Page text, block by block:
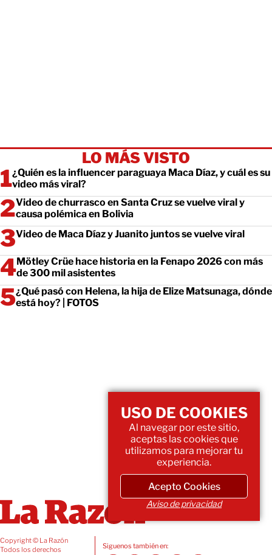
LO MÁS VISTO
¿Quién es la influencer paraguaya Maca Díaz, y cuál es su
video más viral?
Video de churrasco en Santa Cruz se vuelve viral y
causa polémica en Bolivia
Video de Maca Díaz y Juanito juntos se vuelve viral
Mötley Crüe hace historia en la Fenapo 2026 con más
de 300 mil asistentes
¿Qué pasó con Helena, la hija de Elize Matsunaga, dónde
está hoy? | FOTOS
Copyright © La Razón
Todos los derechos
Siguenos también en:
USO DE COOKIES
Al navegar por este sitio,
aceptas las cookies que
utilizamos para mejorar tu
experiencia.
Acepto Cookies
Aviso de privacidad